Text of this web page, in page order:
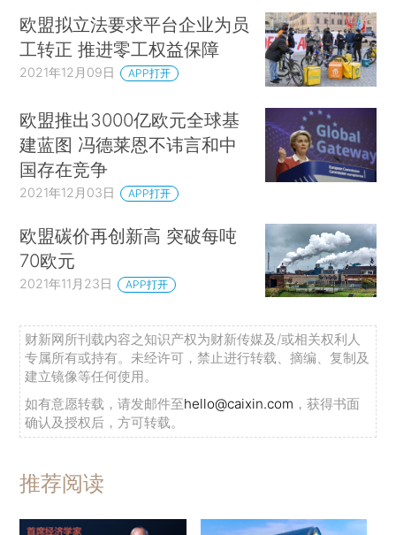
欧盟拟立法要求平台企业为员
工转正 推进零工权益保障
2021年12月09日 APP打开
欧盟推出3000亿欧元全球基
建蓝图 冯德莱恩不讳言和中
国存在竞争
2021年12月03日 APP打开
欧盟碳价再创新高 突破每吨
70欧元
2021年11月23日 APP打开
财新网所刊载内容之知识产权为财新传媒及/或相关权利人
专属所有或持有。未经许可，禁止进行转载、摘编、复制及
建立镜像等任何使用。
如有意愿转载，请发邮件至hello@caixin.com ，获得书面
确认及授权后，方可转载。
推荐阅读